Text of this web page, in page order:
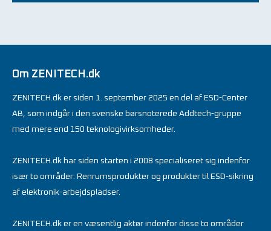
Om ZENITECH.dk
ZENITECH.dk er siden 1. september 2025 en del af ESD-Center
AB, som indgår i den svenske børsnoterede Addtech-gruppe
med mere end 150 teknologivirksomheder.
ZENITECH.dk har siden starten i 2008 specialiseret sig indenfor
især to områder: Renrumsprodukter og produkter til ESD-sikring
af elektronik-arbejdspladser.
ZENITECH.dk er en væsentlig aktør indenfor disse to områder